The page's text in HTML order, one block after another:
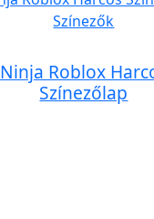
Ninja Roblox
Színezőlap